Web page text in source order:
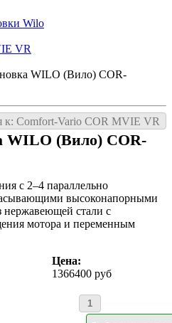
Wilo
VR
WILO (Вило) COR-
к: Comfort-Vario COR MVIE VR
WILO (Вило) COR-
с 2–4 параллельно
высоконапорными
стали с
мотора и переменным
Цена:
1366400 руб